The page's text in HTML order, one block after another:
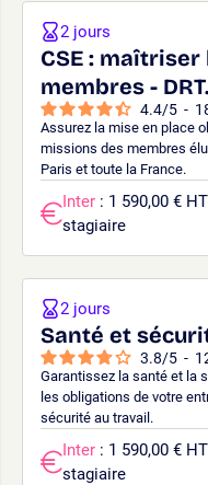
CSE :
membres -
4.4/5 -
Assurez la mise en place
missions des membres
Paris et toute la France.
2 jours
Inter : 1 590,00 €
stagiaire
Santé et
3.8/5 -
Garantissez la santé et la
les obligations de votre
sécurité au travail.
2 jours
Inter : 1 590,00 €
stagiaire